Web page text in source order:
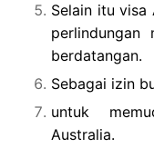
Selain itu
berdatangan.
Sebagai izin
untuk
Australia.